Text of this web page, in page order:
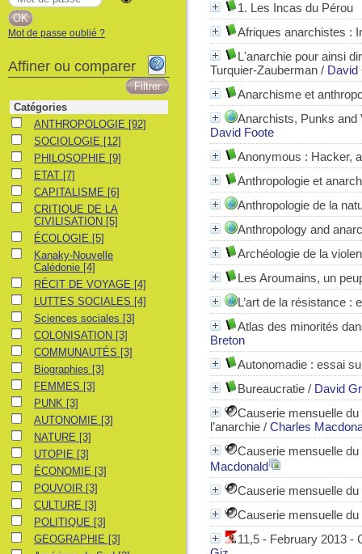
1. Les Incas du Pérou
Afriques anarchistes :
L'anarchie pour ainsi
Turquier-Zauberman / David
Anarchisme et
Anarchists, Punks and
David Foote
Anonymous : Hacker,
Anthropologie et
Anthropologie de la
Anthropology and
Archéologie de la
Les Aroumains, un
L’art de la résistance :
Atlas des minorités
Breton
Autonomadie : essai
Bureaucratie / David
Causerie mensuelle du
l’anarchie / Charles
Causerie mensuelle du
Macdonald
Causerie mensuelle
Causerie mensuelle
11,5 - February 2013 -
Mot de passe oublié ?
Affiner ou comparer
Catégories
ANTHROPOLOGIE
ANTHROPOLOGIE [92]
SOCIOLOGIE
SOCIOLOGIE [12]
PHILOSOPHIE
PHILOSOPHIE [9]
ETATETAT [7]
CAPITALISME
CAPITALISME [6]
CRITIQUE DE LA CIVILISATION
CRITIQUE DE LA
CIVILISATION [5]
ÉCOLOGIE
ÉCOLOGIE [5]
Kanaky-Nouvelle Calédonie
Kanaky-Nouvelle
Calédonie [4]
RÉCIT DE VOYAGE
RÉCIT DE VOYAGE [4]
LUTTES SOCIALES
LUTTES SOCIALES [4]
Sciences sociales
Sciences sociales [3]
COLONISATION
COLONISATION [3]
COMMUNAUTÉS
COMMUNAUTÉS [3]
Biographies
Biographies [3]
FEMMESFEMMES [3]
PUNKPUNK [3]
AUTONOMIE
AUTONOMIE [3]
NATURENATURE [3]
UTOPIEUTOPIE [3]
ÉCONOMIE
ÉCONOMIE [3]
POUVOIRPOUVOIR [3]
CULTURECULTURE [3]
POLITIQUE
POLITIQUE [3]
GEOGRAPHIE
GEOGRAPHIE [3]